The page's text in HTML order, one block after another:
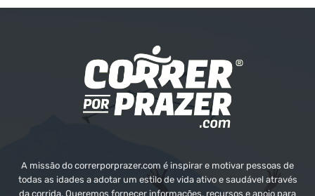
A missão do correrporprazer.com é inspirar e motivar pessoas de
todas as idades a adotar um estilo de vida ativo e saudável através
da corrida. Queremos fornecer informações, recursos e apoio para